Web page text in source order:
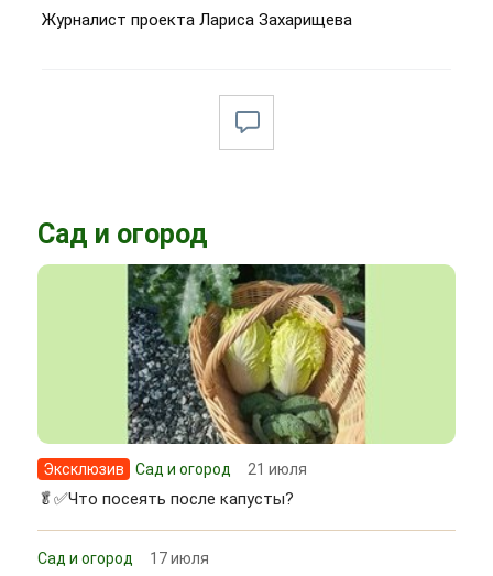
Журналист проекта Лариса Захарищева
Сад и огород
Эксклюзив Сад и огород 21 июля
🥬✅Что посеять после капусты?
Сад и огород 17 июля